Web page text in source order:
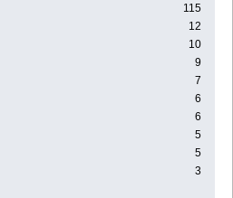
115
12
10
9
7
6
6
5
5
3